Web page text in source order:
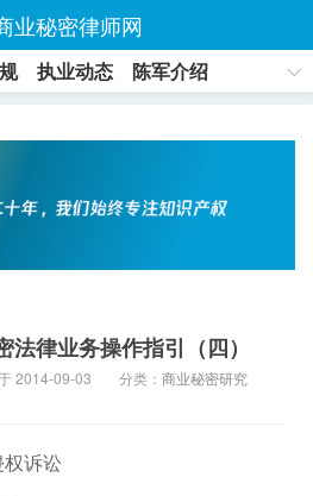
业秘密律师网
执业动态
陈军介绍
律业务操作指引（四）
2014-09-03 分类： 商业秘密研究
诉讼